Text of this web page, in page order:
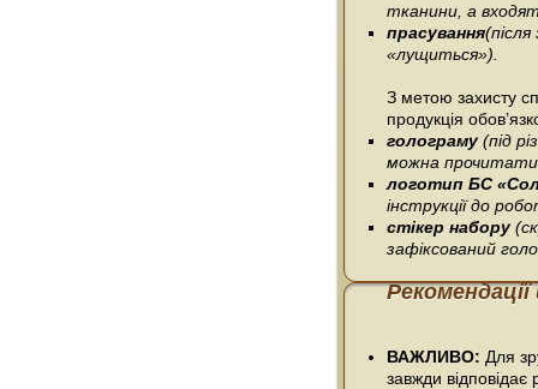
тканини, а
прасування
«лущиться»).
З метою захисту
продукція
голограму(під
можна
логотип БС
інструкції до
стікер набору
зафіксований
ВАЖЛИВО: Для
завжди